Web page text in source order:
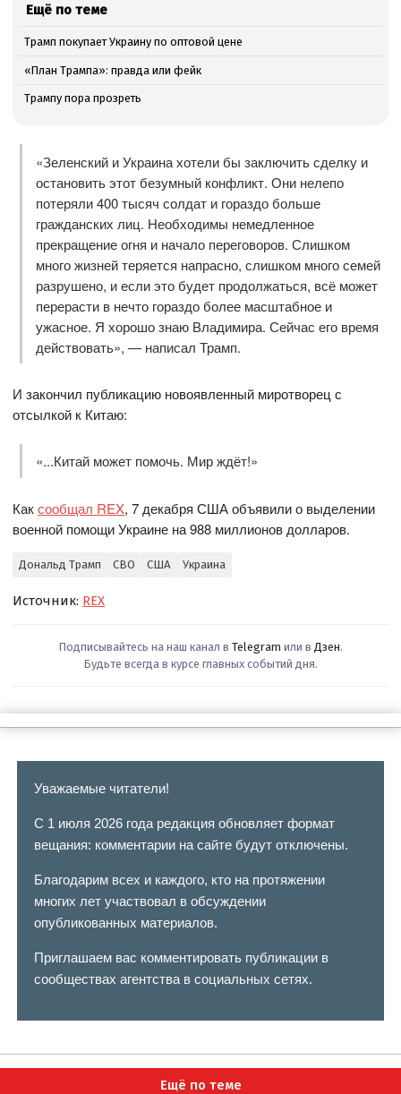
Ещё по теме
Трамп покупает Украину по оптовой цене
«План Трампа»: правда или фейк
Трампу пора прозреть
«Зеленский и Украина хотели бы заключить сделку и
остановить этот безумный конфликт. Они нелепо
потеряли 400 тысяч солдат и гораздо больше
гражданских лиц. Необходимы немедленное
прекращение огня и начало переговоров. Слишком
много жизней теряется напрасно, слишком много семей
разрушено, и если это будет продолжаться, всё может
перерасти в нечто гораздо более масштабное и
ужасное. Я хорошо знаю Владимира. Сейчас его время
действовать», — написал Трамп.
И закончил публикацию новоявленный миротворец с
отсылкой к Китаю:
«...Китай может помочь. Мир ждёт!»
Каксообщал REX, 7 декабря США объявили о выделении
военной помощи Украине на 988 миллионов долларов.
Дональд Трамп СВО США Украина
Источник: REX
Подписывайтесь на наш канал в Telegram или в Дзен.
Будьте всегда в курсе главных событий дня.
Уважаемые читатели!
С 1 июля 2026 года редакция обновляет формат
вещания: комментарии на сайте будут отключены.
Благодарим всех и каждого, кто на протяжении
многих лет участвовал в обсуждении
опубликованных материалов.
Приглашаем вас комментировать публикации в
сообществах агентства в социальных сетях.
Ещё по теме